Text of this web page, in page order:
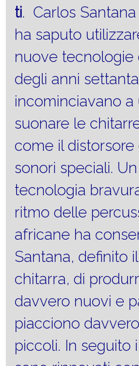
ti. Carlos
ha saputo
nuove tecnologie
degli anni settanta
incominciavano a
suonare le
come il distorsore
sonori speciali.
tecnologia
ritmo delle
africane ha
Santana, definito
chitarra, di
davvero nuovi e
piacciono
piccoli. In seguito